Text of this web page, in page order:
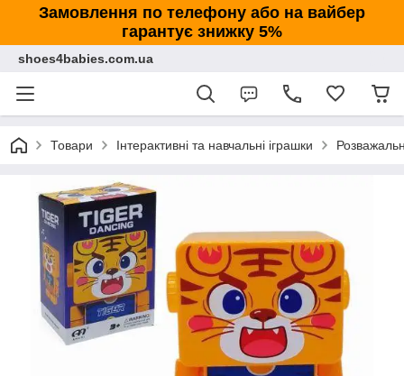
Замовлення по телефону або на вайбер
гарантує знижку 5%
shoes4babies.com.ua
Товари Інтерактивні та навчальні іграшки